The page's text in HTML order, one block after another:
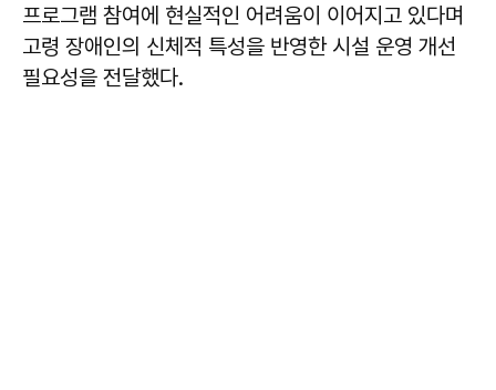
프로그램 참여에 현실적인 어려움이 이어지고 있다며
고령 장애인의 신체적 특성을 반영한 시설 운영 개선
필요성을 전달했다.